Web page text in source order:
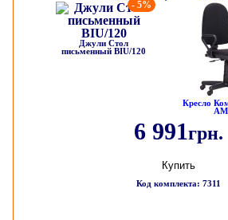
- 5%
Джули Стол
письменный BIU/120
Кресло
6 991грн.
Купить
Код комплекта: 7311